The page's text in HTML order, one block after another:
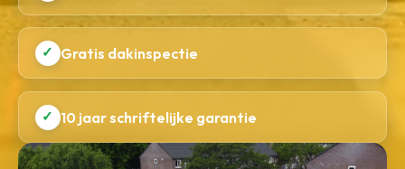
✓ Gratis dakinspectie
✓ 10 jaar schriftelijke garantie